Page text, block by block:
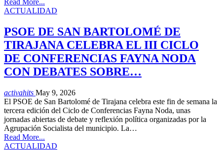
Read More...
ACTUALIDAD
PSOE DE SAN BARTOLOMÉ DE
TIRAJANA CELEBRA EL III CICLO
DE CONFERENCIAS FAYNA NODA
CON DEBATES SOBRE…
activahits May 9, 2026
El PSOE de San Bartolomé de Tirajana celebra este fin de semana la
tercera edición del Ciclo de Conferencias Fayna Noda, unas
jornadas abiertas de debate y reflexión política organizadas por la
Agrupación Socialista del municipio. La…
Read More...
ACTUALIDAD